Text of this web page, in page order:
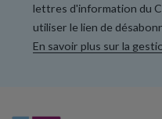
lettres d'information du
utiliser le lien de
En savoir plus sur la